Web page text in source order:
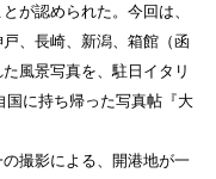
が認められた。今回は、
、長崎、新潟、箱館（函
風景写真を、駐日イタリ
国に持ち帰った写真帖『大
撮影による、開港地が一